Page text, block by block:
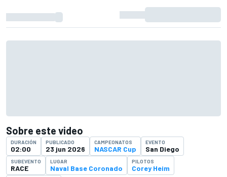
Sobre este video
DURACIÓN
02:00
PUBLICADO
23 jun 2026
CAMPEONATOS
NASCAR Cup
EVENTO
San Diego
SUBEVENTO
RACE
LUGAR
Naval Base Coronado
PILOTOS
Corey Heim